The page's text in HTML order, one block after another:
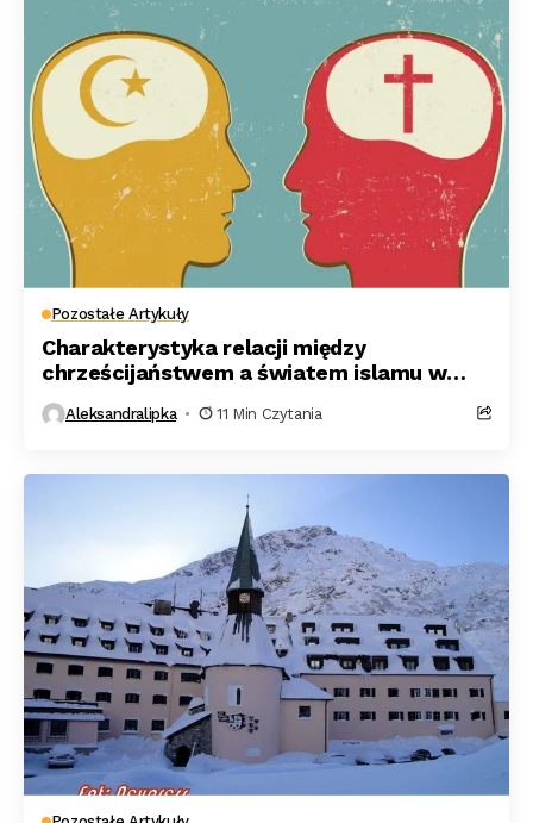
Pozostałe Artykuły
Charakterystyka relacji między
chrześcijaństwem a światem islamu w
średniowieczu.
Aleksandralipka 11 Min Czytania